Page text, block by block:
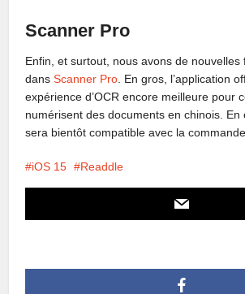
Scanner Pro
Enfin, et surtout, nous avons de nouvelles
dansScanner Pro . En gros, l’application
expérience d’OCR encore meilleure pour
numérisent des documents en chinois. En
sera bientôt compatible avec la
iOS 15 Readdle